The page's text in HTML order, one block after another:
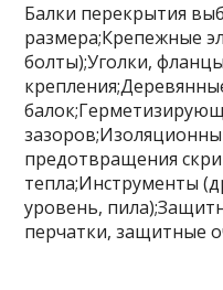
Балки перекрытия
размера;Крепежные
болты);Уголки,
предотвращения
тепла;Инструменты
уровень,
перчатки, защитные